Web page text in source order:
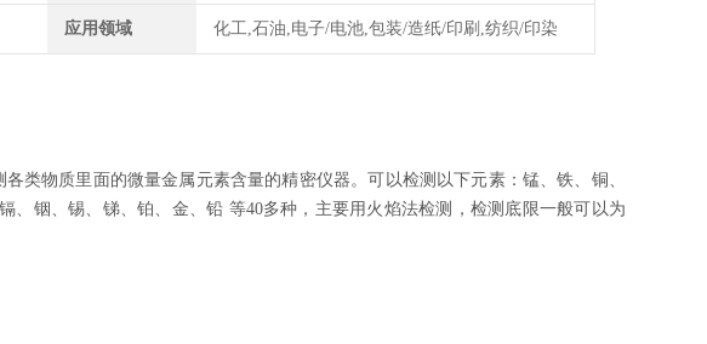
应用领域 化工,石油,电子/电池,包装/造纸/印刷,纺织/印染
类物质里面的微量金属元素含量的精密仪器。可以检测以下元素：锰、铁、铜、
铟、锡、锑、铂、金、铅 等40多种，主要用火焰法检测，检测底限一般可以为